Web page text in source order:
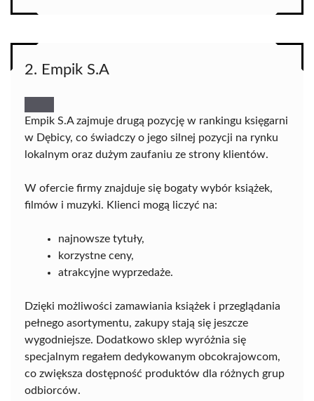
2. Empik S.A
Empik S.A zajmuje drugą pozycję w rankingu księgarni
w Dębicy, co świadczy o jego silnej pozycji na rynku
lokalnym oraz dużym zaufaniu ze strony klientów.
W ofercie firmy znajduje się bogaty wybór książek,
filmów i muzyki. Klienci mogą liczyć na:
najnowsze tytuły,
korzystne ceny,
atrakcyjne wyprzedaże.
Dzięki możliwości zamawiania książek i przeglądania
pełnego asortymentu, zakupy stają się jeszcze
wygodniejsze. Dodatkowo sklep wyróżnia się
specjalnym regałem dedykowanym obcokrajowcom,
co zwiększa dostępność produktów dla różnych grup
odbiorców.